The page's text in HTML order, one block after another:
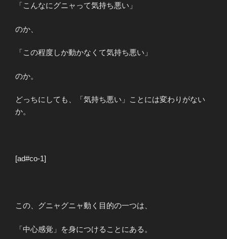
「こんなにグニャって気持ち悪い」
のか、
「この程度しか動かなくて気持ち悪い」
のか。
どっちにしても、「気持ち悪い」ことには変わりがない
か。
[ad#co-1]
この、グニャグニャ動く目的の一つは、
「中心感覚」を身につけることにある。